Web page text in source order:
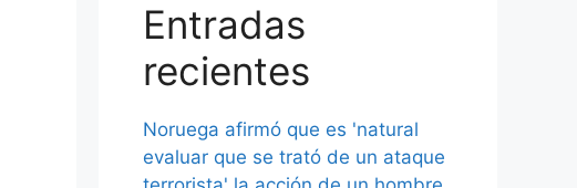
Entradas
recientes
Noruega afirmó que es 'natural
evaluar que se trató de un ataque